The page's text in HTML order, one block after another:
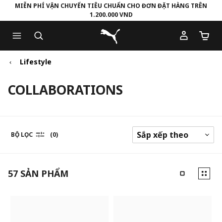
to
Main
content
to
Footer
Content
MIỄN PHÍ VẬN CHUYỂN TIÊU CHUẨN CHO ĐƠN ĐẶT HÀNG TRÊN
1.200.000 VND
Puma Trang chủ
Số
Lifestyle
COLLABORATIONS
BỘ LỌC (0)
57 SẢN PHẨM